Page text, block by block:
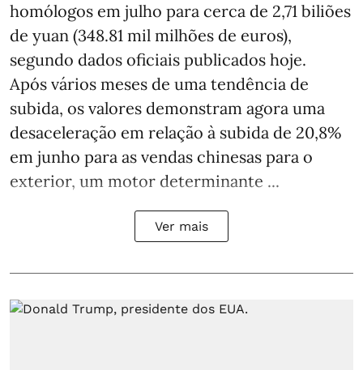
homólogos em julho para cerca de 2,71 biliões
de yuan (348.81 mil milhões de euros),
segundo dados oficiais publicados hoje.
Após vários meses de uma tendência de
subida, os valores demonstram agora uma
desaceleração em relação à subida de 20,8%
em junho para as vendas chinesas para o
exterior, um motor determinante ...
Ver mais